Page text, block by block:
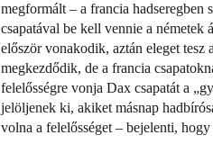
megformált – a francia
csapatával be kell vennie a németek
először vonakodik, aztán eleget tesz
megkezdődik, de a francia
felelősségre vonja Dax csapatát a
jelöljenek ki, akiket másnap
volna a felelősséget – bejelenti,